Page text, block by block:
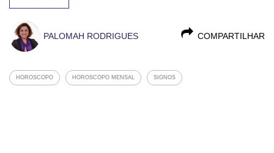
COMPARTILHAR
PALOMAH RODRIGUES
HOROSCOPO HOROSCOPO MENSAL SIGNOS